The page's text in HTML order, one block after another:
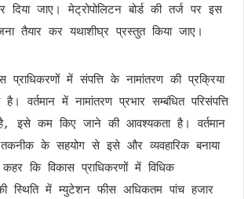
दिया जाए। मेट्रोपोलिटन बोर्ड की तर्ज पर इस
तैयार कर यथाशीघ्र प्रस्तुत किया जाए।
प्राधिकरणों में संपत्ति के नामांतरण की प्रक्रिया
वर्तमान में नामांतरण प्रभार सम्बंधित परिसंपत्ति
इसे कम किए जाने की आवश्यकता है। वर्तमान
के सहयोग से इसे और व्यवहारिक बनाया
कहर कि विकास प्राधिकरणों में विधिक
की स्थिति में म्युटेशन फीस अधिकतम पांच हजार